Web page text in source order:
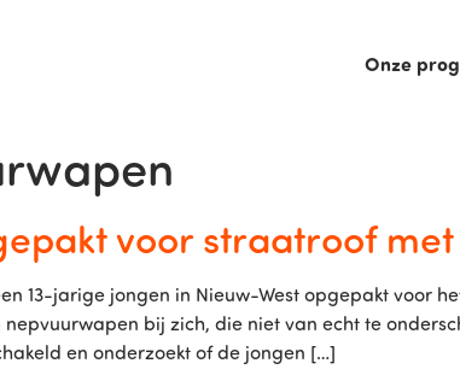
Onze
voor straatroof
13-jarige jongen in Nieuw-West opgepakt voor
bij zich, die niet van echt te
en onderzoekt of de jongen […]